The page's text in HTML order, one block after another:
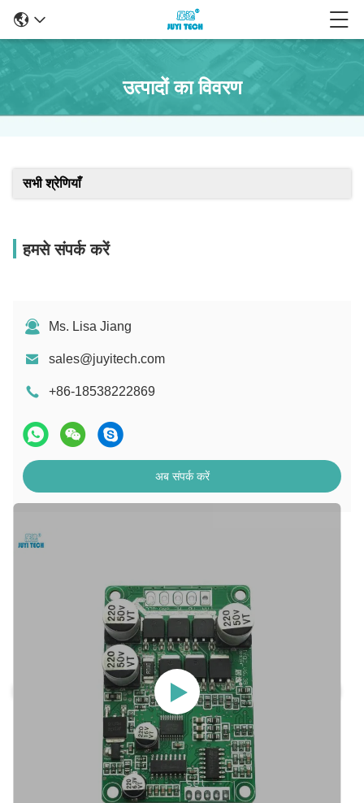
उत्पादों का विवरण
सभी श्रेणियाँ
हमसे संपर्क करें
Ms. Lisa Jiang
sales@juyitech.com
+86-18538222869
अब संपर्क करें